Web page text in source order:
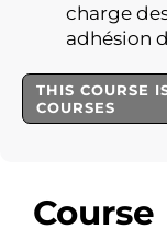
charge
adhésion
THIS COURSE
COURSES